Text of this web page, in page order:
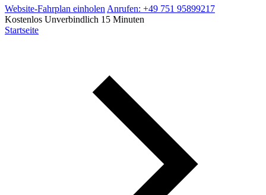
Website-Fahrplan einholen Anrufen: +49 751 95899217
Kostenlos Unverbindlich 15 Minuten
Startseite